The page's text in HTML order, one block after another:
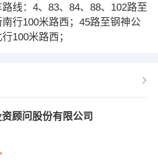
线：4、83、84、88、102路至
行100米路西；45路至钢神公
100米路西；
顾问股份有限公司